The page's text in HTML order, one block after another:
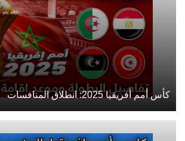
كأس أمم أفريقيا 2025: انطلاق المنافسات